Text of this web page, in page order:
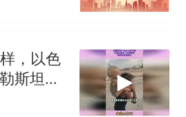
，以色
斯坦承